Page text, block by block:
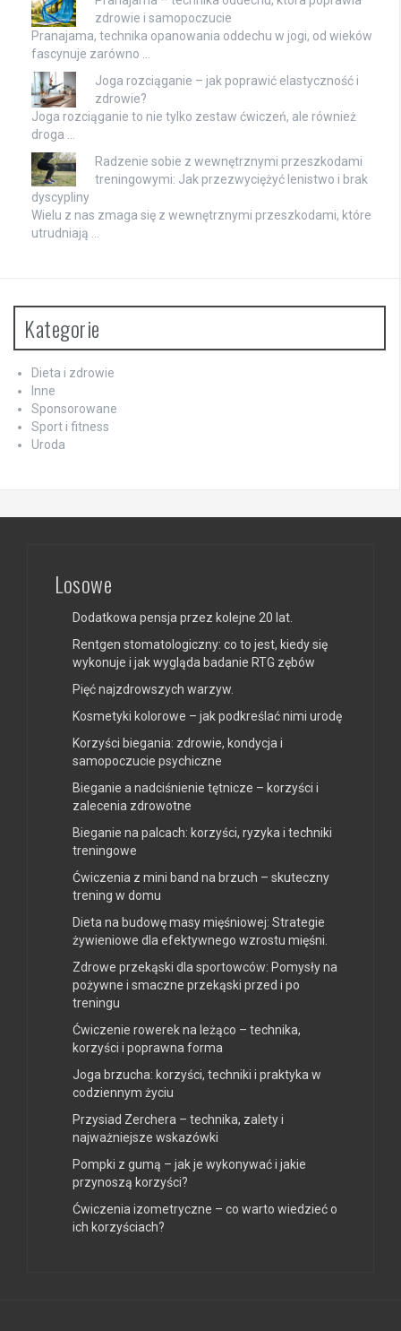
zdrowie i samopoczucie
Pranajama, technika opanowania oddechu w jogi, od wieków
fascynuje zarówno …
Joga rozciąganie – jak poprawić elastyczność i
zdrowie?
Joga rozciąganie to nie tylko zestaw ćwiczeń, ale również
droga …
Radzenie sobie z wewnętrznymi przeszkodami
treningowymi: Jak przezwyciężyć lenistwo i brak
dyscypliny
Wielu z nas zmaga się z wewnętrznymi przeszkodami, które
utrudniają …
Kategorie
Dieta i zdrowie
Inne
Sponsorowane
Sport i fitness
Uroda
Losowe
Dodatkowa pensja przez kolejne 20 lat.
Rentgen stomatologiczny: co to jest, kiedy się
wykonuje i jak wygląda badanie RTG zębów
Pięć najzdrowszych warzyw.
Kosmetyki kolorowe – jak podkreślać nimi urodę
Korzyści biegania: zdrowie, kondycja i
samopoczucie psychiczne
Bieganie a nadciśnienie tętnicze – korzyści i
zalecenia zdrowotne
Bieganie na palcach: korzyści, ryzyka i techniki
treningowe
Ćwiczenia z mini band na brzuch – skuteczny
trening w domu
Dieta na budowę masy mięśniowej: Strategie
żywieniowe dla efektywnego wzrostu mięśni.
Zdrowe przekąski dla sportowców: Pomysły na
pożywne i smaczne przekąski przed i po
treningu
Ćwiczenie rowerek na leżąco – technika,
korzyści i poprawna forma
Joga brzucha: korzyści, techniki i praktyka w
codziennym życiu
Przysiad Zerchera – technika, zalety i
najważniejsze wskazówki
Pompki z gumą – jak je wykonywać i jakie
przynoszą korzyści?
Ćwiczenia izometryczne – co warto wiedzieć o
ich korzyściach?